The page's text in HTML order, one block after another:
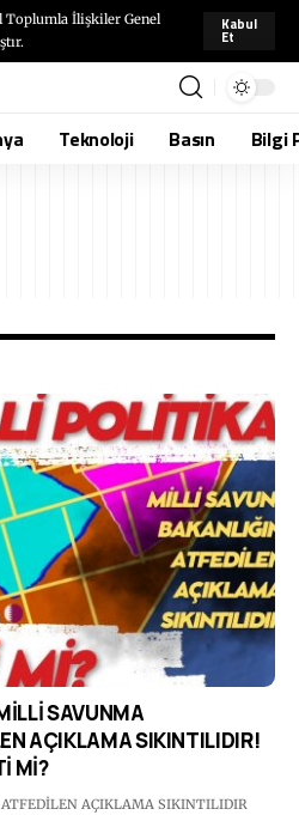
Toplumla İlişkiler Genel
Kabul
Et
Teknoloji Basın Bilgi
SAVUNMA
AÇIKLAMA SIKINTILIDIR!
Mİ?
AÇIKLAMA SIKINTILIDIR